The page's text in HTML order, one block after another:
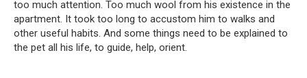
too much attention. Too much wool from his existence in the
apartment. It took too long to accustom him to walks and
other useful habits. And some things need to be explained to
the pet all his life, to guide, help, orient.